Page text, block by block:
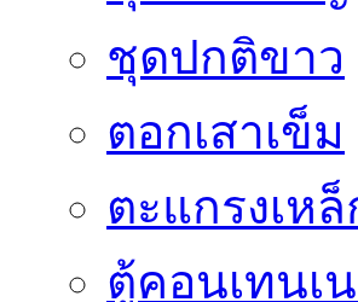
ชุดปกติขาว
ตอกเสาเข็ม
ตะแกรงเห
ตู้คอนเทนเ